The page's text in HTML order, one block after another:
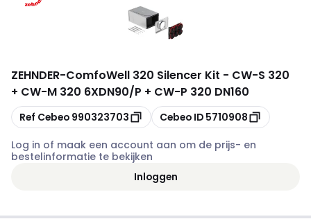
ZEHNDER-ComfoWell 320 Silencer Kit - CW-S 320
+ CW-M 320 6XDN90/P + CW-P 320 DN160
Kopiëren
Ref Cebeo 990323703 Kopiëren
Cebeo ID 5710908
Log in of maak een account aan om de prijs- en
bestelinformatie te bekijken
Inloggen